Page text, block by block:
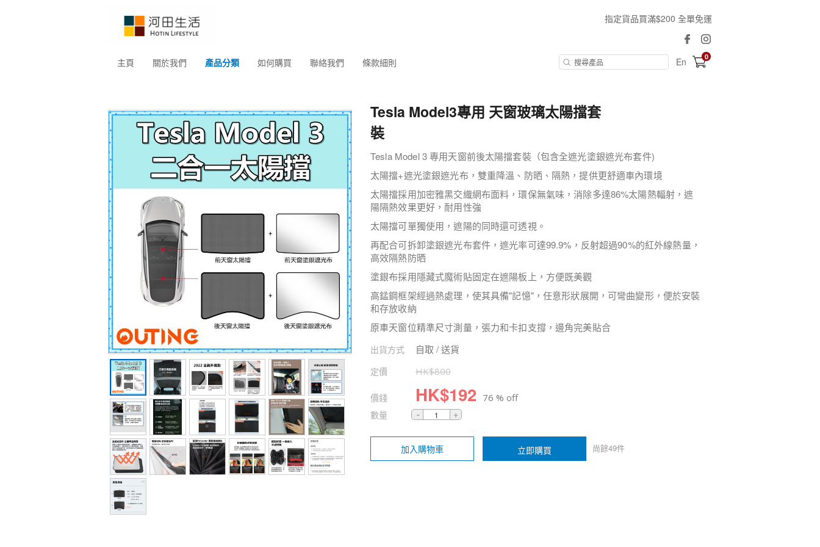
指定貨品買滿$200 全單免運
主頁 關於我們 產品分類 如何購買 聯絡我們 條款細則 En 0
Tesla Model3專用 天窗玻璃太陽擋套
裝
Tesla Model 3 專用天窗前後太陽擋套裝（包含全遮光塗銀遮光布套件)
太陽擋+遮光塗銀遮光布，雙重降溫、防晒、隔熱，提供更舒適車內環境
太陽擋採用加密雅黑交織網布面料，環保無氣味，消除多達86%太陽熱輻射，遮
陽隔熱效果更好，耐用性強
太陽擋可單獨使用，遮陽的同時還可透視。
再配合可拆卸塗銀遮光布套件，遮光率可達99.9%，反射超過90%的紅外線熱量，
高效隔熱防晒
塗銀布採用隱藏式魔術貼固定在遮陽板上，方便既美觀
高錳鋼框架經過熱處理，使其具備"記憶"，任意形狀展開，可彎曲變形，便於安裝
和存放收納
原車天窗位精準尺寸測量，張力和卡扣支撐，邊角完美貼合
出貨方式 自取 / 送貨
定價 HK$800
價錢 HK$192 76 % off
數量
加入購物車 立即購買 尚餘49件